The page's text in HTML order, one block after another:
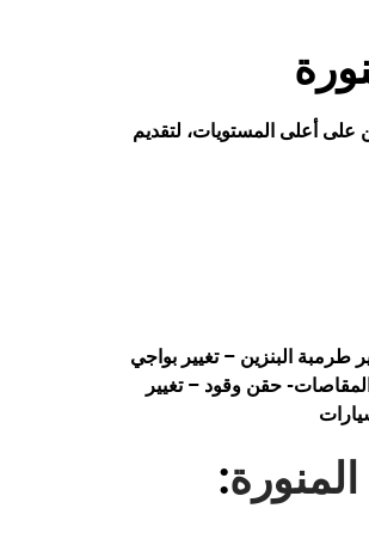
على أعلى المستويات، لتقديم
طرمبة البنزين – تغيير بواجي
حقن وقود – تغيير
: